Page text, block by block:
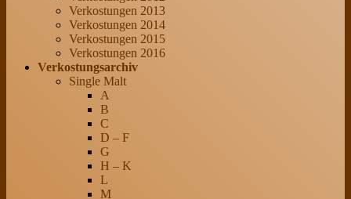
Verkostungen 2013
Verkostungen 2014
Verkostungen 2015
Verkostungen 2016
Verkostungsarchiv
Single Malt
A
B
C
D – F
G
H – K
L
M